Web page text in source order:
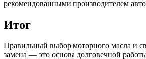
рекомендованными производителем
Итог
Правильный выбор моторного масла и
замена — это основа долговечной